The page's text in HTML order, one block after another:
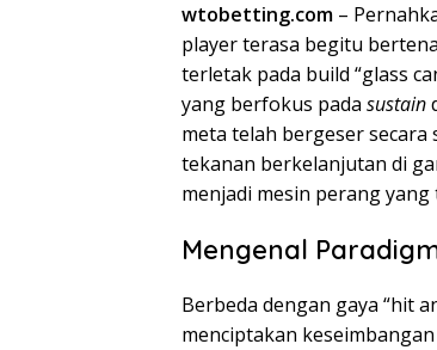
wtobetting.com –
player terasa begitu
terletak pada build “glass
yang berfokus pada sustain
meta telah bergeser
tekanan berkelanjutan di
menjadi mesin perang
Mengenal
Berbeda dengan gaya “hit
menciptakan